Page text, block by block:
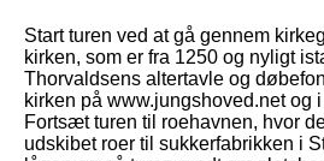
Start turen ved at gå gennem
kirken, som er fra 1250 og nyligt
Thorvaldsens altertavle og
kirken på www.jungshoved.net og
Fortsæt turen til roehavnen, hvor
udskibet roer til sukkerfabrikken i